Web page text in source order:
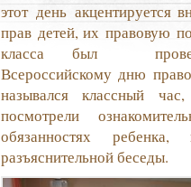
этот день акцентируется
прав детей, их правовую
класса был
Всероссийскому дню
назывался классный
посмотрели
обязанностях
разъяснительной беседы.